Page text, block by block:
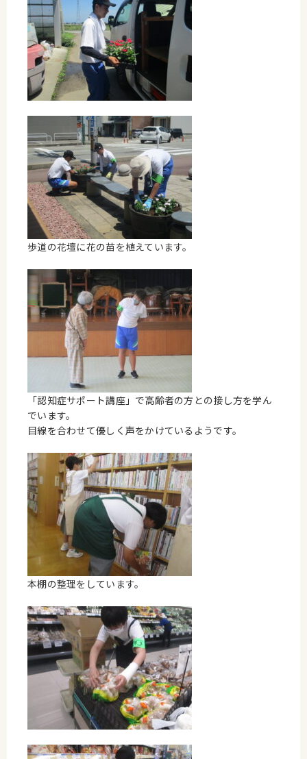
歩道の花壇に花の苗を植えています。
「認知症サポート講座」で高齢者の方との接し方を学ん
でいます。
目線を合わせて優しく声をかけているようです。
本棚の整理をしています。